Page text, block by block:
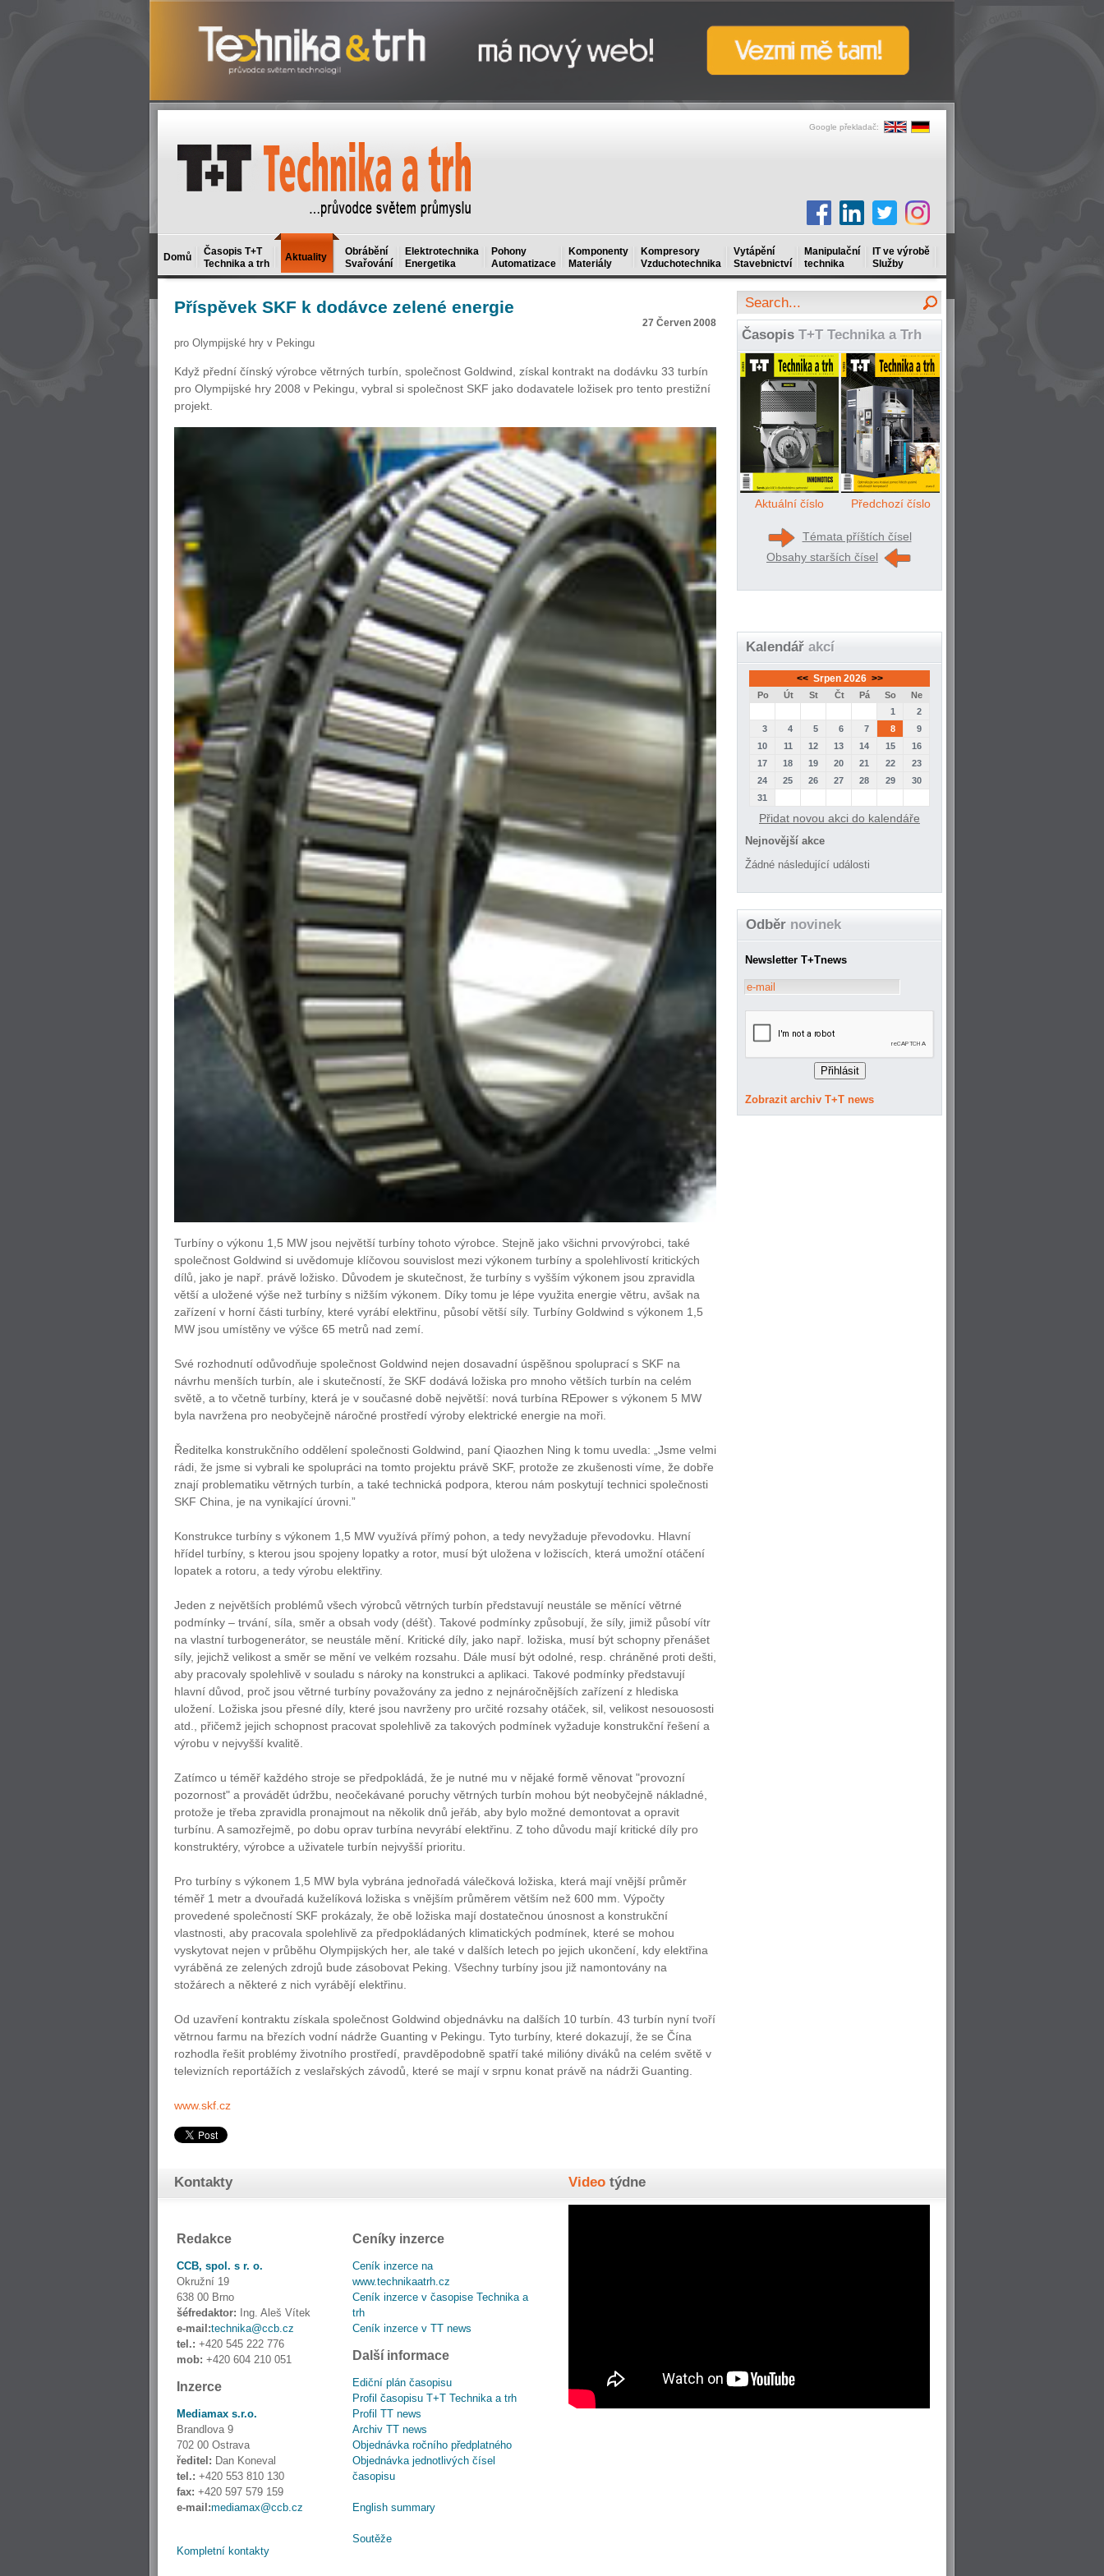
Google překladač:
Domů
Časopis T+T
Technika a trh
Aktuality
Obrábění
Svařování
Elektrotechnika
Energetika
Pohony
Automatizace
Komponenty
Materiály
Kompresory
Vzduchotechnika
Vytápění
Stavebnictví
Manipulační
technika
IT ve výrobě
Služby
Příspěvek SKF k dodávce zelené energie
27 Červen 2008
pro Olympijské hry v Pekingu
Když přední čínský výrobce větrných turbín, společnost Goldwind, získal kontrakt na dodávku 33 turbín
pro Olympijské hry 2008 v Pekingu, vybral si společnost SKF jako dodavatele ložisek pro tento prestižní
projekt.
Turbíny o výkonu 1,5 MW jsou největší turbíny tohoto výrobce. Stejně jako všichni prvovýrobci, také
společnost Goldwind si uvědomuje klíčovou souvislost mezi výkonem turbíny a spolehlivostí kritických
dílů, jako je např. právě ložisko. Důvodem je skutečnost, že turbíny s vyšším výkonem jsou zpravidla
větší a uložené výše než turbíny s nižším výkonem. Díky tomu je lépe využita energie větru, avšak na
zařízení v horní části turbíny, které vyrábí elektřinu, působí větší síly. Turbíny Goldwind s výkonem 1,5
MW jsou umístěny ve výšce 65 metrů nad zemí.
Své rozhodnutí odůvodňuje společnost Goldwind nejen dosavadní úspěšnou spoluprací s SKF na
návrhu menších turbín, ale i skutečností, že SKF dodává ložiska pro mnoho větších turbín na celém
světě, a to včetně turbíny, která je v současné době největší: nová turbína REpower s výkonem 5 MW
byla navržena pro neobyčejně náročné prostředí výroby elektrické energie na moři.
Ředitelka konstrukčního oddělení společnosti Goldwind, paní Qiaozhen Ning k tomu uvedla: „Jsme velmi
rádi, že jsme si vybrali ke spolupráci na tomto projektu právě SKF, protože ze zkušenosti víme, že dobře
znají problematiku větrných turbín, a také technická podpora, kterou nám poskytují technici společnosti
SKF China, je na vynikající úrovni.”
Konstrukce turbíny s výkonem 1,5 MW využívá přímý pohon, a tedy nevyžaduje převodovku. Hlavní
hřídel turbíny, s kterou jsou spojeny lopatky a rotor, musí být uložena v ložiscích, která umožní otáčení
lopatek a rotoru, a tedy výrobu elektřiny.
Jeden z největších problémů všech výrobců větrných turbín představují neustále se měnící větrné
podmínky – trvání, síla, směr a obsah vody (déšť). Takové podmínky způsobují, že síly, jimiž působí vítr
na vlastní turbogenerátor, se neustále mění. Kritické díly, jako např. ložiska, musí být schopny přenášet
síly, jejichž velikost a směr se mění ve velkém rozsahu. Dále musí být odolné, resp. chráněné proti dešti,
aby pracovaly spolehlivě v souladu s nároky na konstrukci a aplikaci. Takové podmínky představují
hlavní důvod, proč jsou větrné turbíny považovány za jedno z nejnáročnějších zařízení z hlediska
uložení. Ložiska jsou přesné díly, které jsou navrženy pro určité rozsahy otáček, sil, velikost nesouososti
atd., přičemž jejich schopnost pracovat spolehlivě za takových podmínek vyžaduje konstrukční řešení a
výrobu v nejvyšší kvalitě.
Zatímco u téměř každého stroje se předpokládá, že je nutné mu v nějaké formě věnovat "provozní
pozornost" a provádět údržbu, neočekávané poruchy větrných turbín mohou být neobyčejně nákladné,
protože je třeba zpravidla pronajmout na několik dnů jeřáb, aby bylo možné demontovat a opravit
turbínu. A samozřejmě, po dobu oprav turbína nevyrábí elektřinu. Z toho důvodu mají kritické díly pro
konstruktéry, výrobce a uživatele turbín nejvyšší prioritu.
Pro turbíny s výkonem 1,5 MW byla vybrána jednořadá válečková ložiska, která mají vnější průměr
téměř 1 metr a dvouřadá kuželíková ložiska s vnějším průměrem větším než 600 mm. Výpočty
provedené společností SKF prokázaly, že obě ložiska mají dostatečnou únosnost a konstrukční
vlastnosti, aby pracovala spolehlivě za předpokládaných klimatických podmínek, které se mohou
vyskytovat nejen v průběhu Olympijských her, ale také v dalších letech po jejich ukončení, kdy elektřina
vyráběná ze zelených zdrojů bude zásobovat Peking. Všechny turbíny jsou již namontovány na
stožárech a některé z nich vyrábějí elektřinu.
Od uzavření kontraktu získala společnost Goldwind objednávku na dalších 10 turbín. 43 turbín nyní tvoří
větrnou farmu na březích vodní nádrže Guanting v Pekingu. Tyto turbíny, které dokazují, že se Čína
rozhodla řešit problémy životního prostředí, pravděpodobně spatří také milióny diváků na celém světě v
televizních reportážích z veslařských závodů, které se mají v srpnu konat právě na nádrži Guanting.
www.skf.cz
Časopis T+T Technika a Trh
Aktuální číslo Předchozí číslo
Témata příštích čísel
Obsahy starších čísel
Kalendář akcí
<< Srpen 2026 >>
Po Út St Čt Pá So
Ne
1
2
3
4 5 6 7 8
9
10
11 12 13 14 15
16
17
18 19 20 21 22
23
24
25 26 27 28 29
30
31
Přidat novou akci do kalendáře
Nejnovější akce
Žádné následující události
Odběr novinek
Newsletter T+Tnews
Zobrazit archiv T+T news
Kontakty
Redakce
CCB, spol. s r. o.
Okružní 19
638 00 Brno
šéfredaktor: Ing. Aleš Vítek
e-mail:technika@ccb.cz
tel.: +420 545 222 776
mob: +420 604 210 051
Inzerce
Mediamax s.r.o.
Brandlova 9
702 00 Ostrava
ředitel: Dan Koneval
tel.: +420 553 810 130
fax: +420 597 579 159
e-mail:mediamax@ccb.cz
Kompletní kontakty
Ceníky inzerce
Ceník inzerce na
www.technikaatrh.cz
Ceník inzerce v časopise Technika a
trh
Ceník inzerce v TT news
Další informace
Ediční plán časopisu
Profil časopisu T+T Technika a trh
Profil TT news
Archiv TT news
Objednávka ročního předplatného
Objednávka jednotlivých čísel
časopisu
English summary
Soutěže
Video týdne